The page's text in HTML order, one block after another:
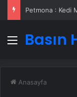
Menü
Basın
Anasayfa